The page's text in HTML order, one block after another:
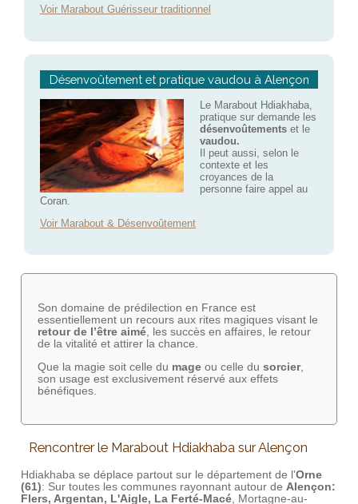
Voir Marabout Guérisseur traditionnel
Désenvoûtement et pratique vaudou à Alençon
Le Marabout Hdiakhaba,
pratique sur demande les
désenvoûtementset le
vaudou.
Il peut aussi, selon le
contexte et les
croyances de la
personne faire appel au
Coran.
Voir Marabout & Désenvoûtement
Son domaine de prédilection en France est
essentiellement un recours aux rites magiques visant le
retour de l’être aimé, les succès en affaires, le retour
de la vitalité et attirer la chance.
Que la magie soit celle du mageou celle du sorcier,
son usage est exclusivement réservé aux effets
bénéfiques.
Rencontrer le Marabout Hdiakhaba sur Alençon
Hdiakhaba se déplace partout sur le département de l'Orne
(61): Sur toutes les communes rayonnant autour de Alençon:
Flers, Argentan, L'Aigle, La Ferté-Macé, Mortagne-au-